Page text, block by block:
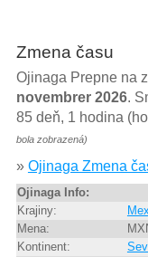
Zmena času
Ojinaga Prepne na
novembrer 2026.
85 deň, 1 hodina
bola zobrazená)
» Ojinaga Zmena
Ojinaga Info:
Krajiny:
Mena:
Kontinent: